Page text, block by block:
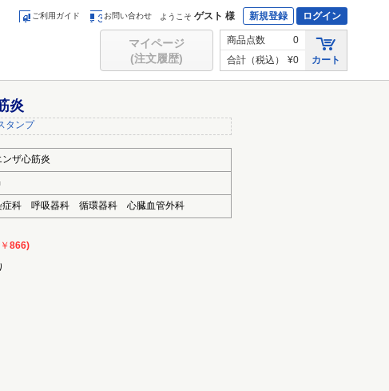
ご利用ガイド お問い合わせ ようこそ ゲスト 様 新規登録 ログイン
マイページ
(注文履歴)
商品点数
0
合計（税込）
¥0 カート
炎
タンプ
ザ心筋炎
科 呼吸器科 循環器科 心臓血管外科
866)